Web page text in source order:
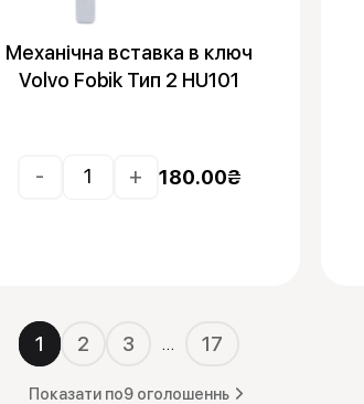
Механічна вставка в ключ
Volvo Fobik Тип 2 HU101
- + 180.00₴
1 2 3 … 17
Показати по9 оголошеннь